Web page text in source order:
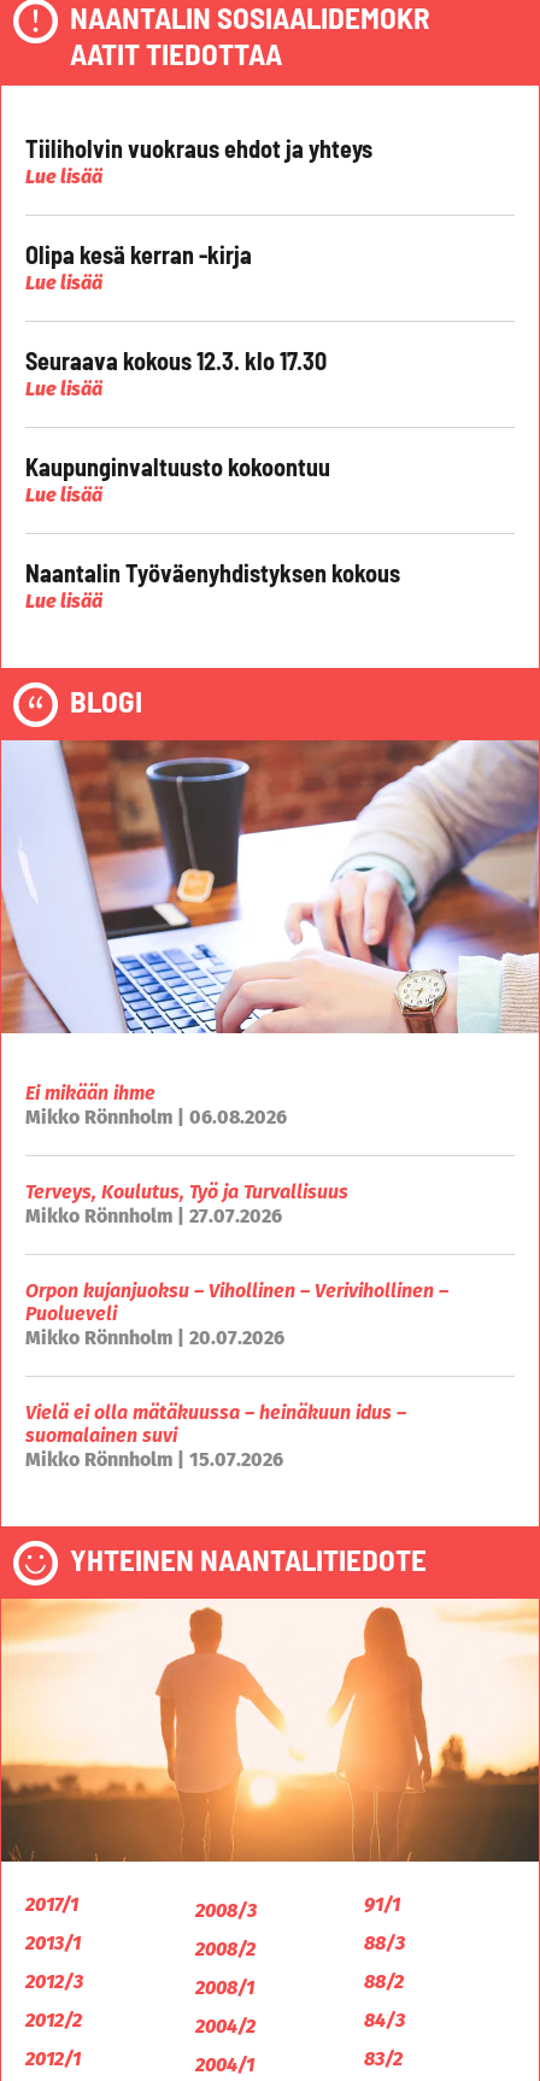
NAANTALIN SOSIAALIDEMOKR
AATIT TIEDOTTAA
Tiiliholvin vuokraus ehdot ja yhteys
Lue lisää
Olipa kesä kerran -kirja
Lue lisää
Seuraava kokous 12.3. klo 17.30
Lue lisää
Kaupunginvaltuusto kokoontuu
Lue lisää
Naantalin Työväenyhdistyksen kokous
Lue lisää
BLOGI
Ei mikään ihme
Mikko Rönnholm | 06.08.2026
Terveys, Koulutus, Työ ja Turvallisuus
Mikko Rönnholm | 27.07.2026
Orpon kujanjuoksu – Vihollinen – Verivihollinen –
Puolueveli
Mikko Rönnholm | 20.07.2026
Vielä ei olla mätäkuussa – heinäkuun idus –
suomalainen suvi
Mikko Rönnholm | 15.07.2026
YHTEINEN NAANTALITIEDOTE
2017/1
2013/1
2012/3
2012/2
2012/1
2008/3
2008/2
2008/1
2004/2
2004/1
91/1
88/3
88/2
84/3
83/2